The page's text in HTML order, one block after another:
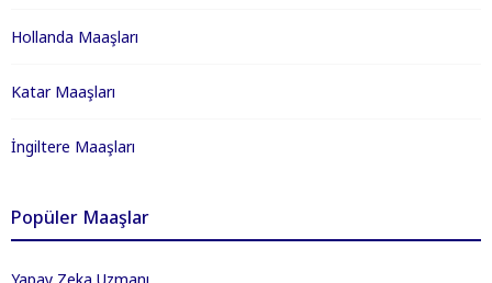
Hollanda Maaşları
Katar Maaşları
İngiltere Maaşları
Popüler Maaşlar